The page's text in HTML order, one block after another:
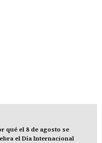
qué el 8 de agosto se
el Día Internacional